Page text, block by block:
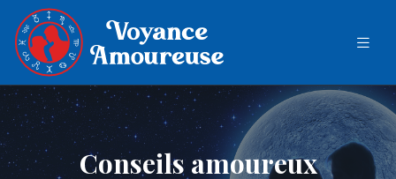
Conseils amoureux